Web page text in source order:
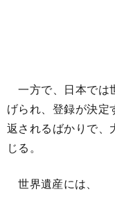
一方で、日本では
げられ、登録が決定
返されるばかりで、
じる。
世界遺産には、